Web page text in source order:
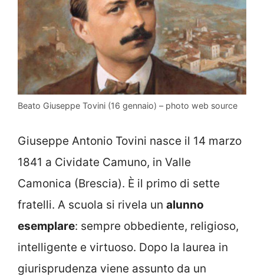
Beato Giuseppe Tovini (16 gennaio) – photo web source
Giuseppe Antonio Tovini nasce il 14 marzo
1841 a Cividate Camuno, in Valle
Camonica (Brescia). È il primo di sette
fratelli. A scuola si rivela un alunno
esemplare: sempre obbediente, religioso,
intelligente e virtuoso. Dopo la laurea in
giurisprudenza viene assunto da un